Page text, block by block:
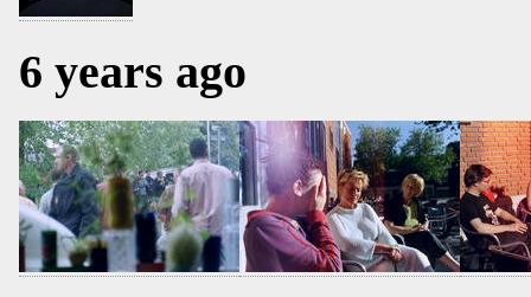
6 years ago